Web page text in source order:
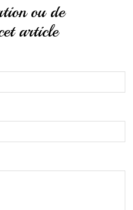
ou de
article